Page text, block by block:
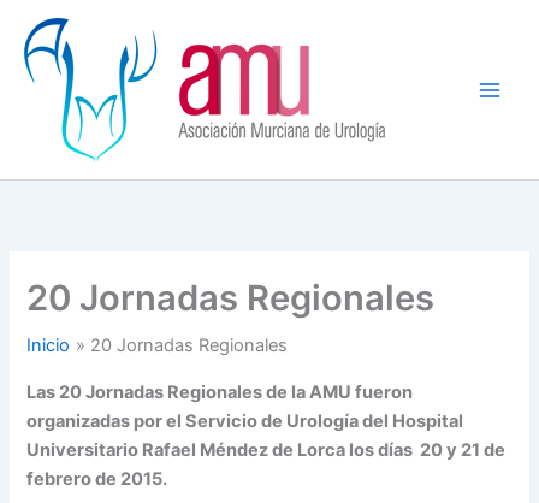
contenido
20 Jornadas Regionales
Inicio 20 Jornadas Regionales
Las 20 Jornadas Regionales de la AMU fueron
organizadas por el Servicio de Urología del Hospital
Universitario Rafael Méndez de Lorca los días 20 y 21 de
febrero de 2015.